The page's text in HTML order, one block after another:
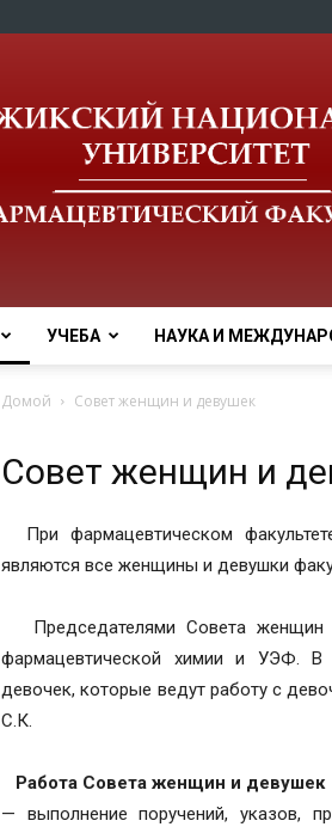
УЧЕБА НАУКА И
Домой Совет женщин и девушек
Совет женщин и
При фармацевтическом
являются все женщины и девушки
Председателями Совета женщин
фармацевтической химии и УЭФ. В
девочек, которые ведут работу с
С.К.
Работа Совета женщин и девушек
— выполнение поручений, указов,